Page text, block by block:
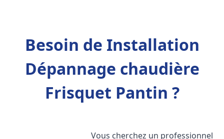
Besoin de Installation
Dépannage chaudière
Frisquet Pantin ?
Vous cherchez un professionnel